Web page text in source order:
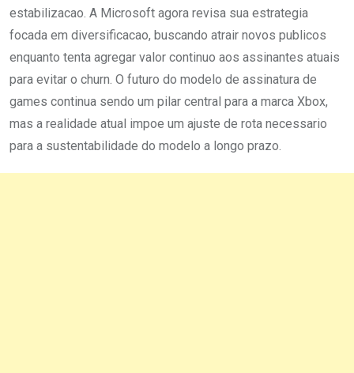
estabilizacao. A Microsoft agora revisa sua estrategia
focada em diversificacao, buscando atrair novos publicos
enquanto tenta agregar valor continuo aos assinantes atuais
para evitar o churn. O futuro do modelo de assinatura de
games continua sendo um pilar central para a marca Xbox,
mas a realidade atual impoe um ajuste de rota necessario
para a sustentabilidade do modelo a longo prazo.